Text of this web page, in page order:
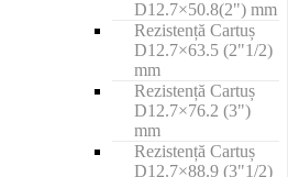
D12.7×50.8(2") mm
Rezistență Cartuș
D12.7×63.5 (2"1/2)
mm
Rezistență Cartuș
D12.7×76.2 (3")
mm
Rezistență Cartuș
D12.7×88.9 (3"1/2)